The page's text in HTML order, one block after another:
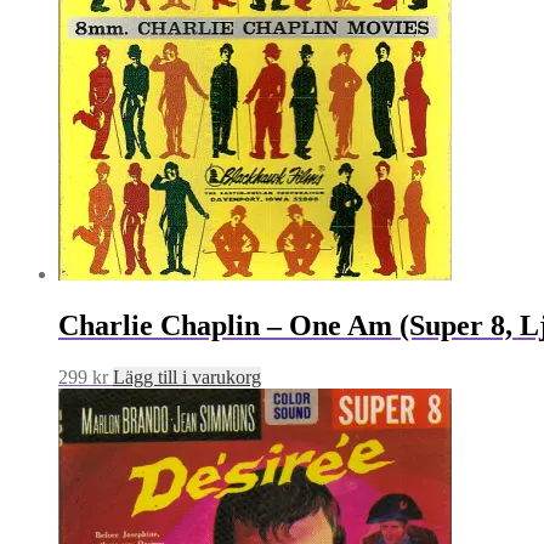
Charlie Chaplin – One Am (Super 8,
299 kr Lägg till i varukorg